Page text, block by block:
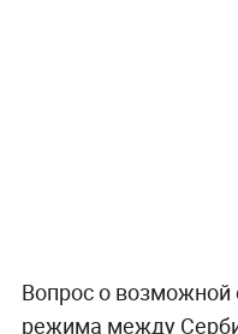
Вопрос о возможной
режима между